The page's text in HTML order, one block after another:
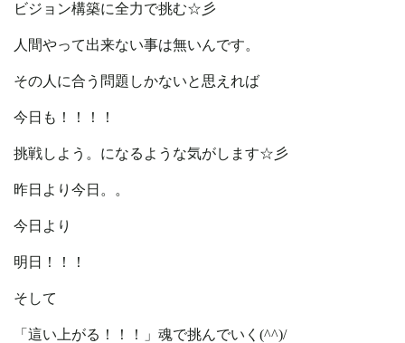
ビジョン構築に全力で挑む☆彡
人間やって出来ない事は無いんです。
その人に合う問題しかないと思えれば
今日も！！！！
挑戦しよう。になるような気がします☆彡
昨日より今日。。
今日より
明日！！！
そして
「這い上がる！！！」魂で挑んでいく(^^)/